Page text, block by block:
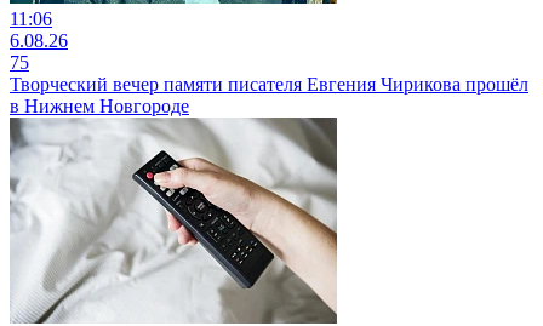
11:06
6.08.26
75
Творческий вечер памяти писателя Евгения Чирикова прошёл
в Нижнем Новгороде